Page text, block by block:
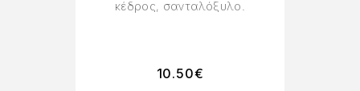
κέδρος, σανταλόξυλο.
10.50€